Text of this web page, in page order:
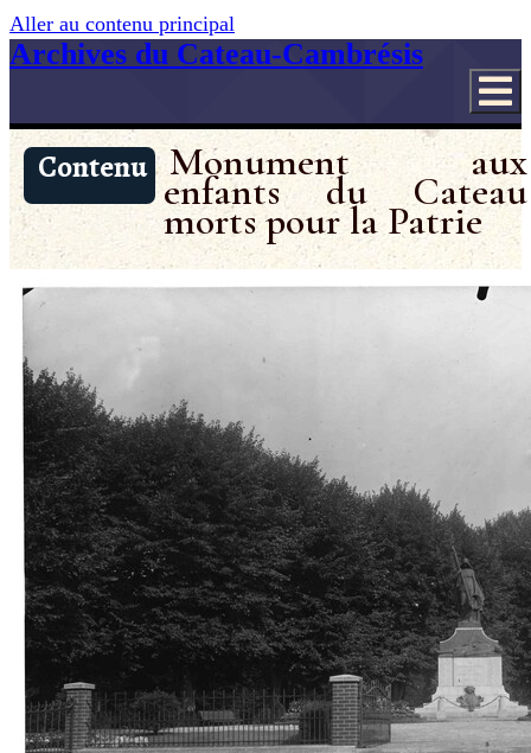
Aller au contenu principal
Archives du Cateau-Cambrésis
Contenu Monument aux
enfants du Cateau
morts pour la Patrie